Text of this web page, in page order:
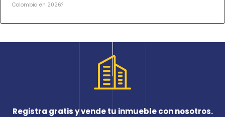
Colombia en 2026?
Registra gratis y vende tu inmueble con nosotros.